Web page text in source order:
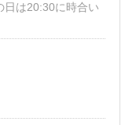
日は20:30に時合い